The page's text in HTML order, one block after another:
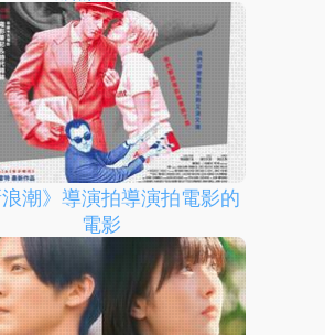
浪潮》導演拍導演拍電影的
電影